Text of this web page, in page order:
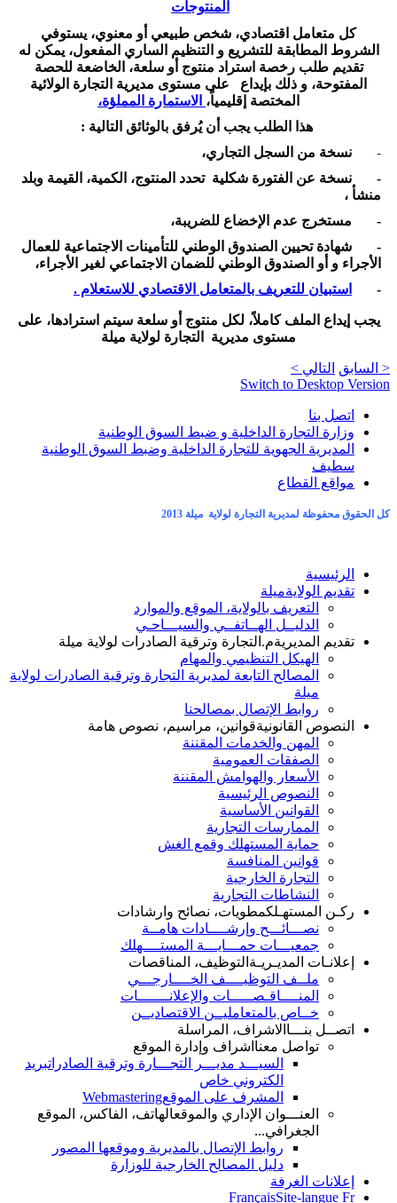
المنتوجات
كل متعامل اقتصادي، شخص طبيعي أو معنوي، يستوفي
الشروط المطابقة للتشريع و التنظيم الساري المفعول، يمكن له
تقديم طلب رخصة استراد منتوج أو سلعة، الخاضعة للحصة
المفتوحة، و ذلك بإيداع على مستوى مديرية التجارة الولائية
المختصة إقليمياً، الاستمارة المملؤة،
هذا الطلب يجب أن يُرفق بالوثائق التالية :
-
نسخة من السجل التجاري،
- نسخة عن الفتورة شكلية تحدد المنتوج، الكمية، القيمة وبلد
منشأ ،
- مستخرج عدم الإخضاع للضريبة،
- شهادة تحيين الصندوق الوطني للتأمينات الاجتماعية للعمال
الأجراء و أو الصندوق الوطني للضمان الاجتماعي لغير الأجراء،
-
استبيان للتعريف بالمتعامل الاقتصادي للاستعلام .
يجب إيداع الملف كاملاً، لكل منتوج أو سلعة سيتم استرادها، على
مستوى مديرية التجارة لولاية ميلة
< السابق التالي >
Switch to Desktop Version
اتصل بنا
وزارة التجارة الداخلية و ضبط السوق الوطنية
المديرية الجهوية للتجارة الداخلية وضبط السوق الوطنية
سطيف
مواقع القطاع
كل الحقوق محفوظة لمديرية التجارة لولاية ميلة 2013
الرئيسية
تقديم الولايةميلة
التعريف بالولاية، الموقع والموارد
الدليــل الهــاتفــي والسيـــاحـي
تقديم المديريةم.التجارة وترقية الصادرات لولاية ميلة
الهيكل التنظيمي والمهام
المصالح التابعة لمديرية التجارة وترقية الصادرات لولاية
ميلة
روابط الإتصال بمصالحنا
النصوص القانونيةقوانين، مراسيم، نصوص هامة
المهن والخدمات المقننة
الصفقات العمومية
الأسعار والهوامش المقننة
النصوص الرئيسية
القوانين الأساسية
الممارسات التجارية
حماية المستهلك وقمع الغش
قوانين المنافسة
التجارة الخارجية
النشاطات التجارية
ركـن المستهـلكمطويات، نصائح وارشادات
نصـــائـــح وإرشــــادات هامــة
جمعيـــات حمـــايـــة المستــــهلك
إعلانـات المديـريـة التوظيف، المناقصات
ملــف التوظيــــف الخــــارجـــي
المنــــاقـصـــــات والإعلانـــــــات
خــاص بالمتعامليــن الاقتصاديــن
اتصــل بنـــا الاشراف، المراسلة
تواصل معنا اشراف وإدارة الموقع
السيـــد مديـــر التجـــارة وترقية الصادراتبريد
الكتروني خاص
المشرف على الموقعWebmastering
العنـــوان الإداري والموقعالهاتف، الفاكس، الموقع
الجغرافي...
روابط الإتصال بالمديرية وموقعها المصور
دليل المصالح الخارجية للوزارة
إعلانات الغرفة
FrançaisSite-langue Fr